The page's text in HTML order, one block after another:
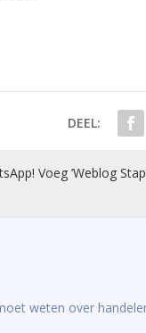
DEEL:
Voeg ’Weblog
weten over